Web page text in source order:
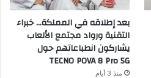
بعد إطلاقه في المملكة… خبراء
التقنية ورواد مجتمع الألعاب
يشاركون انطباعاتهم حول
TECNO POVA 8 Pro 5G
منذ 3 أيام